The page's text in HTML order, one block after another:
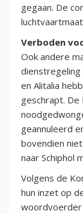
gegaan. De
Verboden
Ook andere
dienstregeling
en Alitalia
geschrapt. De
geannuleerd
bovendien
naar Schiphol
Volgens de
hun inzet op
woordvoerder